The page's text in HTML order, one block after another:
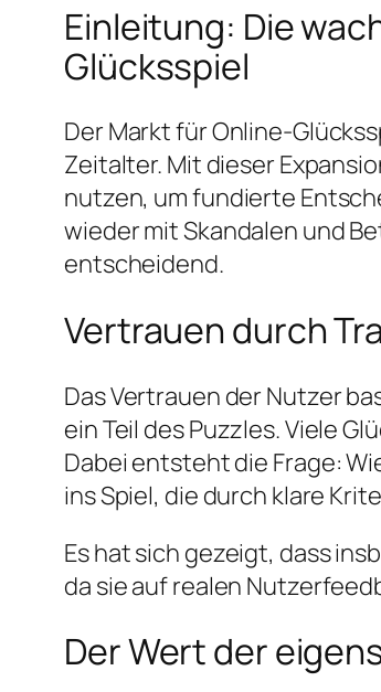
Einleitung: Die
Glücksspiel
Der Markt für Online-
Zeitalter. Mit dieser
nutzen, um fundierte
wieder mit Skandalen und
entscheidend.
Vertrauen durch
Das Vertrauen der Nutzer
ein Teil des Puzzles. Viele
Dabei entsteht die Frage:
ins Spiel, die durch klare
Es hat sich gezeigt, dass
da sie auf realen
Der Wert der